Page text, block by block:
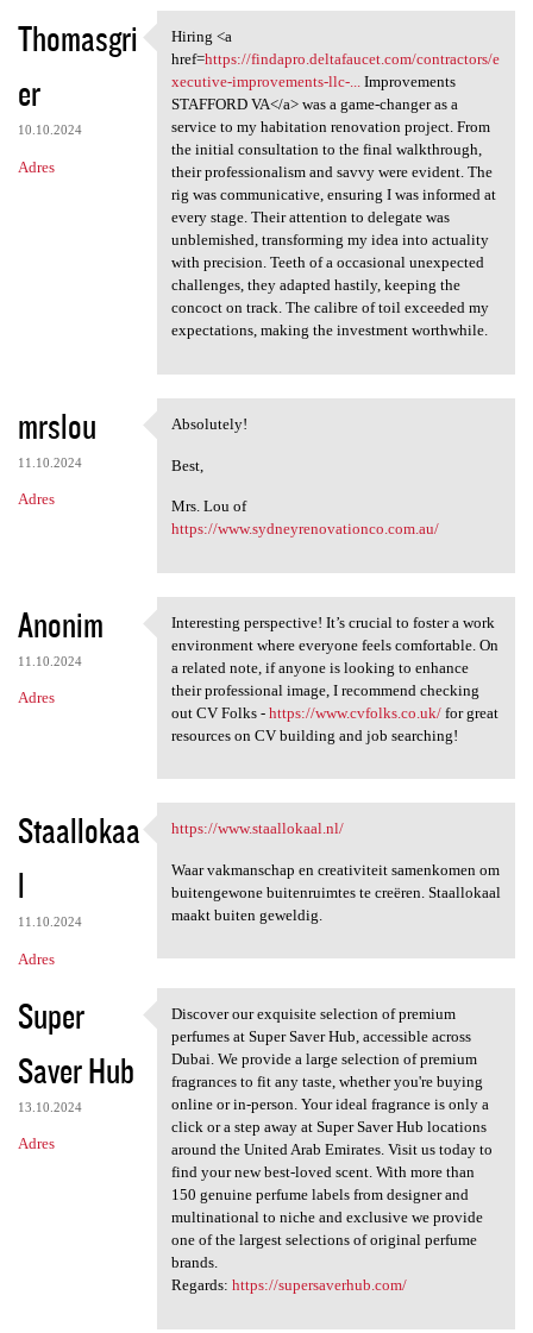
Thomasgri
er
10.10.2024
Adres
Hiring <a href=https:/
Hiring <a
href=https://findapro.deltafaucet.com/contractors/e
xecutive-improvements-llc-...Improvements
STAFFORD VA</a> was a game-changer as a
service to my habitation renovation project. From
the initial consultation to the final walkthrough,
their professionalism and savvy were evident. The
rig was communicative, ensuring I was informed at
every stage. Their attention to delegate was
unblemished, transforming my idea into actuality
with precision. Teeth of a occasional unexpected
challenges, they adapted hastily, keeping the
concoct on track. The calibre of toil exceeded my
expectations, making the investment worthwhile.
mrslou
11.10.2024
Adres
Absolutely!
Absolutely!
Best,
Mrs. Lou of
https://www.sydneyrenovationco.com.au/
Anonim
11.10.2024
Adres
Interesting perspective! It’s
Interesting perspective! It’s crucial to foster a work
environment where everyone feels comfortable. On
a related note, if anyone is looking to enhance
their professional image, I recommend checking
out CV Folks - https://www.cvfolks.co.uk/for great
resources on CV building and job searching!
Staallokaa
l
11.10.2024
Adres
https://www.staallokaal.nl/
https://www.staallokaal.nl/
Waar vakmanschap en creativiteit samenkomen om
buitengewone buitenruimtes te creëren. Staallokaal
maakt buiten geweldig.
Super
Saver Hub
13.10.2024
Adres
Discover our exquisite
Discover our exquisite selection of premium
perfumes at Super Saver Hub, accessible across
Dubai. We provide a large selection of premium
fragrances to fit any taste, whether you're buying
online or in-person. Your ideal fragrance is only a
click or a step away at Super Saver Hub locations
around the United Arab Emirates. Visit us today to
find your new best-loved scent. With more than
150 genuine perfume labels from designer and
multinational to niche and exclusive we provide
one of the largest selections of original perfume
brands.
Regards: https://supersaverhub.com/